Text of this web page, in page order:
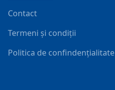
Contact
Termeni și condiții
Politica de confindențialitate